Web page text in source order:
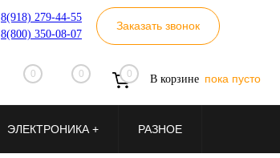
8(918) 279-44-55
8(800) 350-08-07
Заказать звонок
0 0 0 В корзине пока пусто
ЭЛЕКТРОНИКА + РАЗНОЕ